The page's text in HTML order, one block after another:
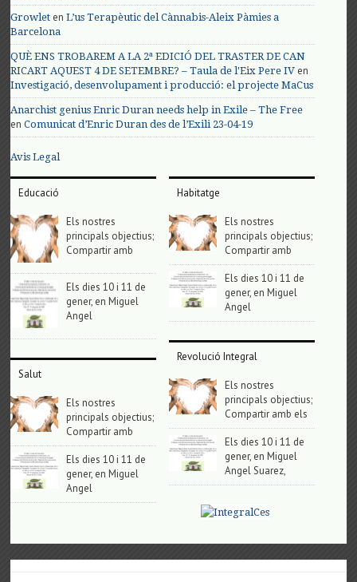
Growlet enL’us Terapèutic del Cànnabis-Aleix Pàmies a
Barcelona
QUÈ ENS TROBAREM A LA 2ª EDICIÓ DEL TRASTER DE CAN
RICART AQUEST 4 DE SETEMBRE? – Taula de l'Eix Pere IV en
Investigació, desenvolupament i producció: el projecte MaCus
Anarchist genius Enric Duran needs help in Exile – The Free
enComunicat d’Enric Duran des de l’Exili 23-04-19
Avis Legal
Educació
Els nostres
principals objectius;
Compartir amb
Els dies 10 i 11 de
gener, en Miguel
Angel
Salut
Els nostres
principals objectius;
Compartir amb
Els dies 10 i 11 de
gener, en Miguel
Angel
Habitatge
Els nostres
principals objectius;
Compartir amb
Els dies 10 i 11 de
gener, en Miguel
Angel
Revolució Integral
Els nostres
principals objectius;
Compartir amb els
Els dies 10 i 11 de
gener, en Miguel
Angel Suarez,